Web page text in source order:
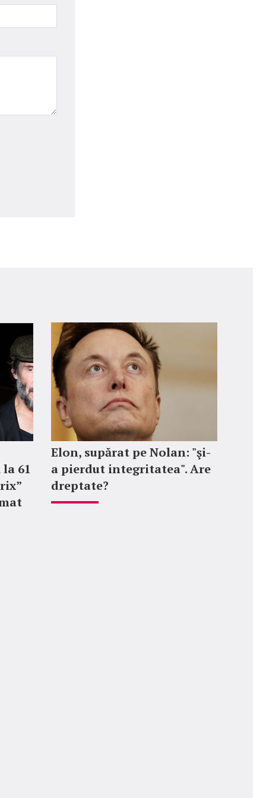
61
Elon, supărat pe Nolan: "şi-
a pierdut integritatea". Are
dreptate?